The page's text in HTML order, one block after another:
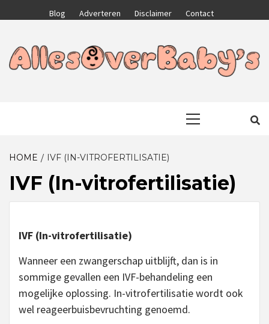
to
Blog Adverteren Disclaimer Contact
HOME IVF (IN-VITROFERTILISATIE)
IVF (In-vitrofertilisatie)
IVF (In-vitrofertilisatie)
Wanneer een zwangerschap uitblijft, dan is in
sommige gevallen een IVF-behandeling een
mogelijke oplossing. In-vitrofertilisatie wordt ook
wel reageerbuisbevruchting genoemd.